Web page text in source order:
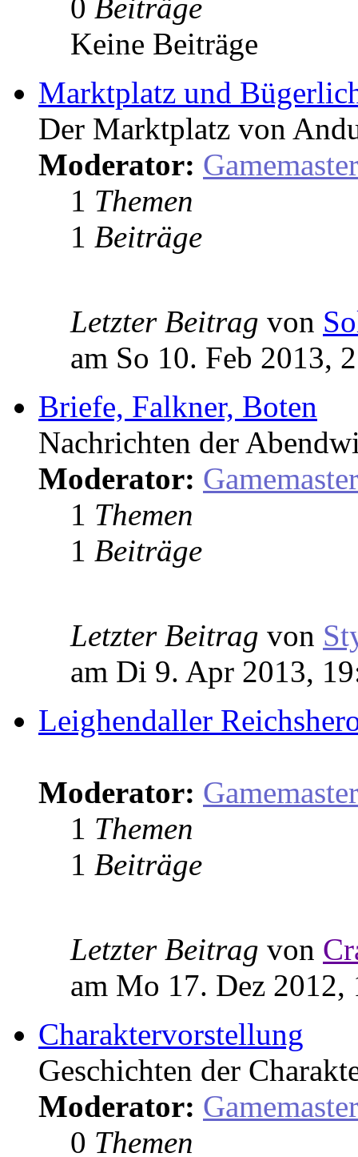
0 Beiträge
Keine Beiträge
Marktplatz und
Der Marktplatz von
Moderator: Gamemaster
1 Themen
1 Beiträge
Letzter Beitrag von
am So 10. Feb 2013,
Briefe, Falkner, Boten
Nachrichten der
Moderator: Gamemaster
1 Themen
1 Beiträge
Letzter Beitrag von
am Di 9. Apr 2013,
Leighendaller
Moderator: Gamemaster
1 Themen
1 Beiträge
Letzter Beitrag von
am Mo 17. Dez 2012,
Charaktervorstellung
Geschichten der
Moderator: Gamemaster
0 Themen